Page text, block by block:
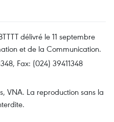
délivré le 11 septembre
et de la Communication.
Fax: (024) 39411348
VNA. La reproduction sans la